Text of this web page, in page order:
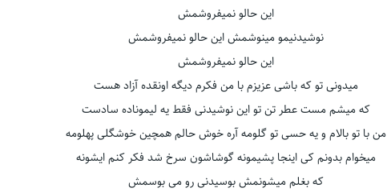
این حالو نمیفروشمش
نوشیدنیمو مینوشمش این حالو نمیفروشمش
این حالو نمیفروشمش
میدونی تو كه باشی عزیزم با من فكرم دیگه اونقده آزاد هست
كه میشم مست عطر تن تو این نوشیدنی فقط یه لیموناده سادست
من با تو بالام و یه حسی تو گلومه آره خوش حالم همچین خوشگلی پهلومه
میخوام بدونم كی اینجا پشیمونه گوشاشون سرخ شد فكر كنم ایشونه
که بغلم میشونمش بوسیدنی رو می بوسمش